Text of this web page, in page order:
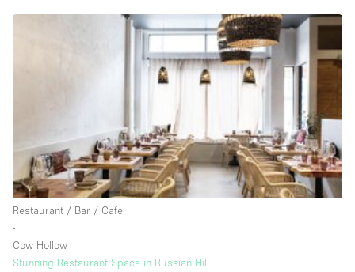
Photo / Filming Studio
Restaurant / Bar / Cafe
Shop Share
Stall / Market Stall
Truck
Unique Space
Warehouse
Restaurant / Bar / Cafe
∙
Cow Hollow
Stunning Restaurant Space in Russian Hill